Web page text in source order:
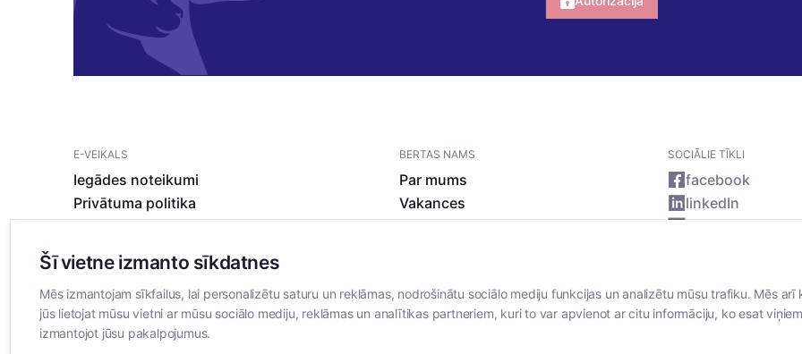
E-VEIKALS
Iegādes noteikumi
Privātuma politika
BERTAS NAMS
Par mums
Vakances
SOCIĀLIE TĪKLI
facebook
linkedIn
Šī vietne izmanto sīkdatnes
Mēs izmantojam sīkfailus, lai personalizētu saturu un reklāmas, nodrošinātu sociālo mediju funkcijas un analizētu mūsu trafiku. Mēs
jūs lietojat mūsu vietni ar mūsu sociālo mediju, reklāmas un analītikas partneriem, kuri to var apvienot ar citu informāciju, ko esat
izmantojot jūsu pakalpojumus.